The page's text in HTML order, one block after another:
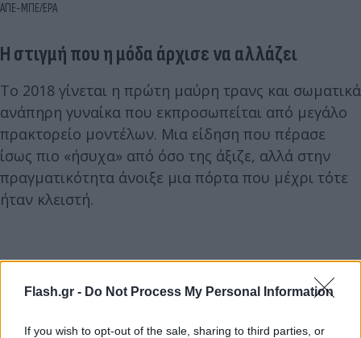
Flash.gr - Do Not Process My Personal Information
If you wish to opt-out of the sale, sharing to third parties, or
ΑΠΕ-ΜΠΕ/EPA
Η στιγμή που η μόδα άρχισε να αλλάζει
Το 2018 γίνεται η πρώτη μαύρη τρανς και σωματικά
ανάπηρη γυναίκα που εκπροσωπείται από μεγάλο
πρακτορείο μοντέλων. Μια είδηση που πέρασε
ίσως πιο «ήσυχα» από όσο της άξιζε, αλλά στην
πραγματικότητα άνοιξε μια πόρτα που μέχρι τότε
ήταν κλειστή.